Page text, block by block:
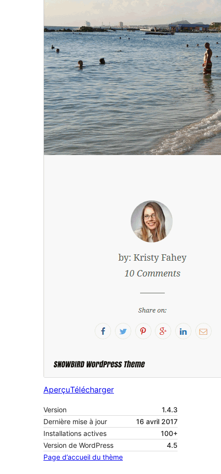
AperçuTélécharger
Version
1.4.3
Dernière mise à jour
16 avril 2017
Installations actives
100+
Version de WordPress
4.5
Page d’accueil du thème